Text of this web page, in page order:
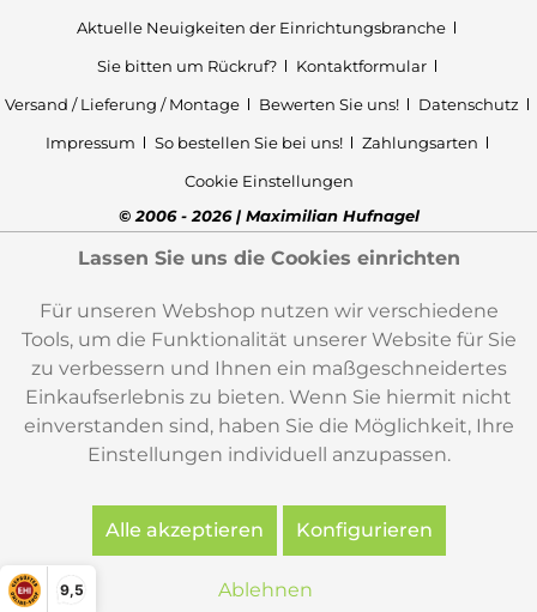
9,5
Aktuelle Neuigkeiten der Einrichtungsbranche
Sie bitten um Rückruf?
Kontaktformular
Versand / Lieferung / Montage
Bewerten Sie uns!
Datenschutz
Impressum
So bestellen Sie bei uns!
Zahlungsarten
Cookie Einstellungen
© 2006 - 2026 | Maximilian Hufnagel
Lassen Sie uns die Cookies einrichten
Für unseren Webshop nutzen wir verschiedene
Tools, um die Funktionalität unserer Website für Sie
zu verbessern und Ihnen ein maßgeschneidertes
Einkaufserlebnis zu bieten. Wenn Sie hiermit nicht
einverstanden sind, haben Sie die Möglichkeit, Ihre
Einstellungen individuell anzupassen.
Alle akzeptieren Konfigurieren
Ablehnen